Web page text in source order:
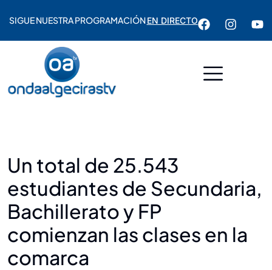
SIGUE NUESTRA PROGRAMACIÓNEN DIRECTO
Un total de 25.543
estudiantes de Secundaria,
Bachillerato y FP
comienzan las clases en la
comarca